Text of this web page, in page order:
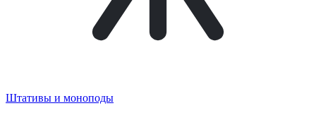
Штативы и моноподы